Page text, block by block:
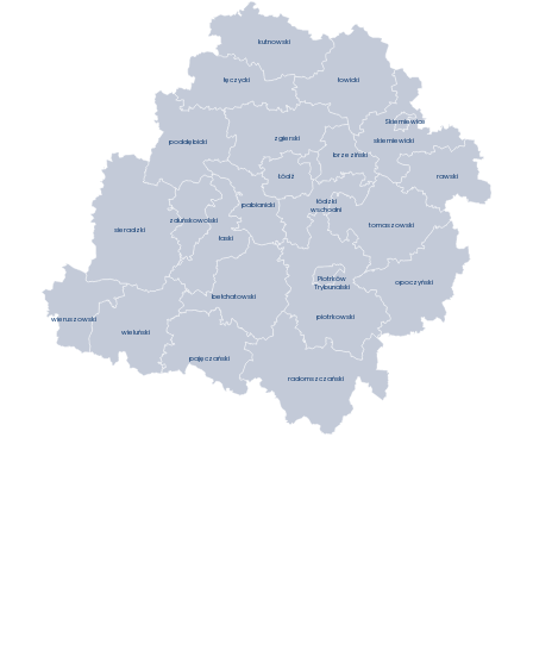
bełchatowski
kutnowski
łaski
łęczycki łowicki
łódzki
wschodni
opoczyński
pabianicki
pajęczański
piotrkowski
poddębicki
radomszczański
rawski
sieradzki
skierniewicki
tomaszowski
wieluński
wieruszowski
zduńskowolski
zgierski
brzeziński
Łódź
Piotrków
Trybunalski
Skierniewice